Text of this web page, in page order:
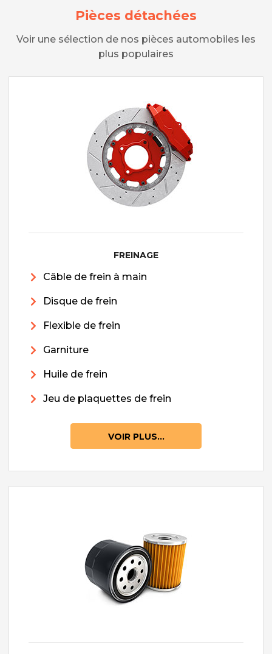
Pièces détachées
Voir une sélection de nos pièces automobiles les
plus populaires
FREINAGE
Câble de frein à main
Disque de frein
Flexible de frein
Garniture
Huile de frein
Jeu de plaquettes de frein
VOIR PLUS...